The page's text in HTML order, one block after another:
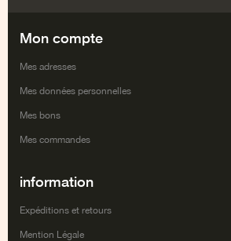
Mon compte
Mes adresses
Mes données personnelles
Mes bons
Mes commandes
information
Expéditions et retours
Mention Légale